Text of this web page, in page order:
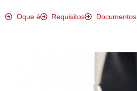
Oque é Requisitos